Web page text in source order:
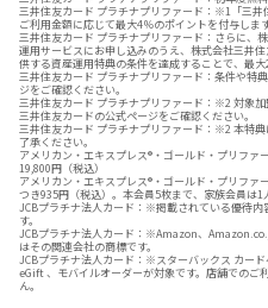
三井住友カード プラチナプリファード：※1「三
ご利用金額に応じて最大4％のポイントを付与します
三井住友カード プラチナプリファード：さらに、
運用サービスにお申し込みのうえ、株式会社三井
供する資産運用特典の条件を達成することで、最大
三井住友カード プラチナプリファード：条件や特
ジをご確認ください。
三井住友カード プラチナプリファード：※2 対象
三井住友カードの公式ページをご確認ください。
三井住友カード プラチナプリファード：※2 本特
了承ください。
アメリカン・エキスプレス®・ゴールド・プリフ
19,800円（税込）
アメリカン・エキスプレス®・ゴールド・プリフ
つき935円（税込）。本会員5枚まで、家族会員は1
JCBプラチナ法人カード：※掲載されている優待
す。
JCBプラチナ法人カード：※Amazon、
はその関連会社の商標です。
JCBプラチナ法人カード：※スターバックス カー
eGift 、モバイルオーダーが対象です。店舗でのご
ん。